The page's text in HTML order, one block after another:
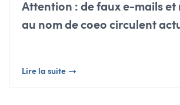
Attention : de faux e-mails et
au nom de coeo circulent
Lire la suite